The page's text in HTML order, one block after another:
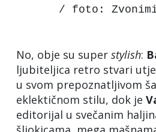
/ foto:
No, obje su super stylish:
ljubiteljica retro stvari
u svom prepoznatljivom
eklektičnom stilu, dok je
editorijal u svečanim